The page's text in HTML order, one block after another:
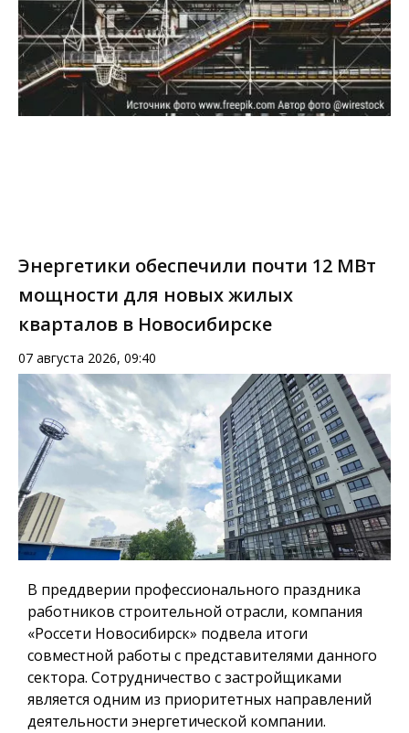
Энергетики обеспечили почти 12 МВт
мощности для новых жилых
кварталов в Новосибирске
07 августа 2026, 09:40
В преддверии профессионального праздника
работников строительной отрасли, компания
«Россети Новосибирск» подвела итоги
совместной работы с представителями данного
сектора. Сотрудничество с застройщиками
является одним из приоритетных направлений
деятельности энергетической компании.